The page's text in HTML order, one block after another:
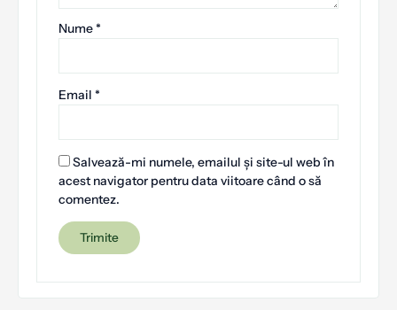
Nume*
Email*
Salvează-mi numele, emailul și site-ul web în
acest navigator pentru data viitoare când o să
comentez.